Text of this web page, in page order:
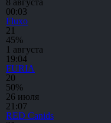
8 августа
00:03
Fluxo
21
45%
1 августа
19:04
FURIA
20
50%
26 июля
21:07
RED Canids